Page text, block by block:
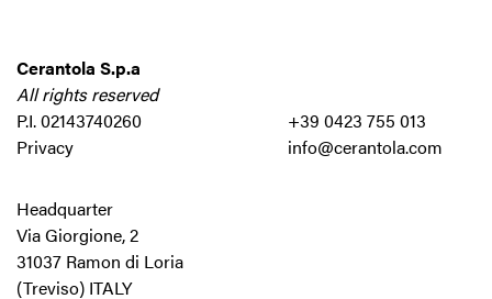
Cerantola S.p.a
All rights reserved
P.I. 02143740260
Privacy
+39 0423 755 013
info@cerantola.com
Headquarter
Via Giorgione, 2
31037 Ramon di Loria
(Treviso) ITALY